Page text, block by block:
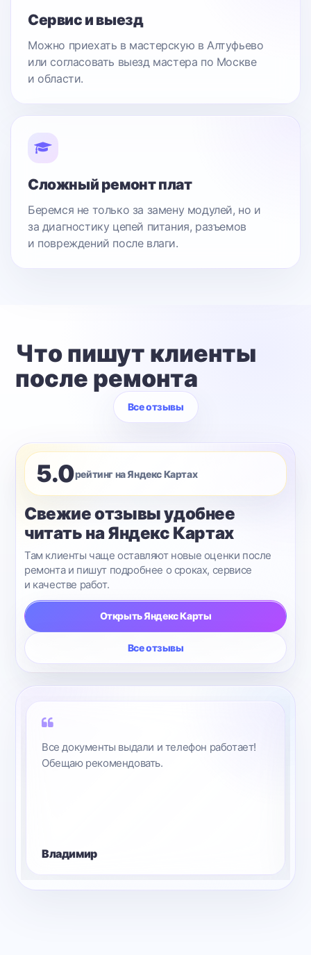
Сервис и выезд
Можно приехать в мастерскую в Алтуфьево
или согласовать выезд мастера по Москве
и области.
Сложный ремонт плат
Беремся не только за замену модулей, но и
за диагностику цепей питания, разъемов
и повреждений после влаги.
Что пишут клиенты
после ремонта
Все отзывы
5.0рейтинг на Яндекс Картах
Свежие отзывы удобнее
читать на Яндекс Картах
Там клиенты чаще оставляют новые оценки после
ремонта и пишут подробнее о сроках, сервисе
и качестве работ.
Открыть Яндекс Карты
Все отзывы
Ремонтировал до Вас в другом сервисе,
не понравилось, обратился к Вам, мастера всё
Александр